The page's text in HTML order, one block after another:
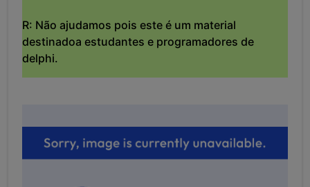
R: Não ajudamos pois este é um material
destinadoa estudantes e programadores de
delphi.